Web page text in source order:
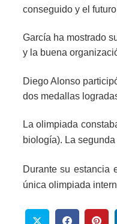
conseguido y el
García ha mostrado
y la buena
Diego Alonso
dos medallas
La olimpiada
biología). La
Durante su estancia
única olimpiada